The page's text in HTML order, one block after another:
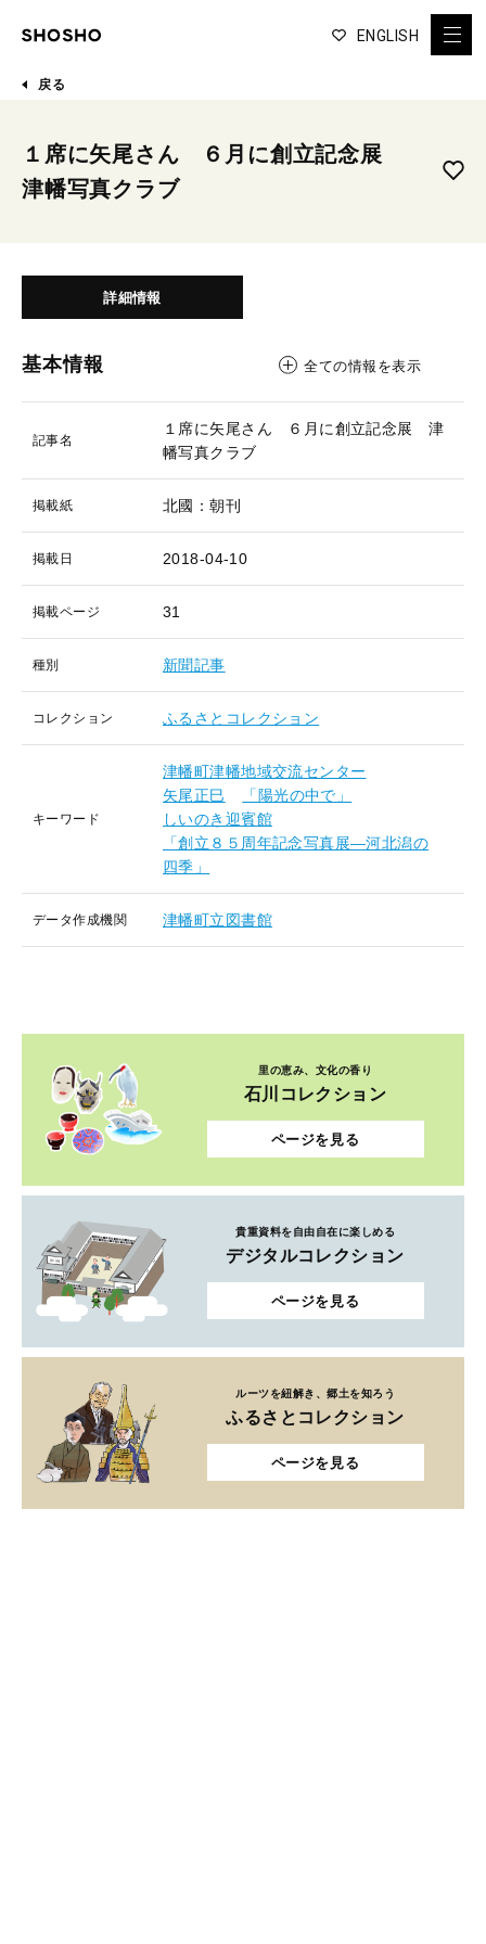
ENGLISH
戻る
１席に矢尾さん ６月に創立記念展
津幡写真クラブ
詳細情報
基本情報 全ての情報を表示
記事名
１席に矢尾さん ６月に創立記念展 津
幡写真クラブ
掲載紙 北國：朝刊
掲載日 2018-04-10
掲載ページ 31
種別 新聞記事
コレクション ふるさとコレクション
キーワード
津幡町津幡地域交流センター
矢尾正巳
「陽光の中で」
しいのき迎賓館
「創立８５周年記念写真展―河北潟の
四季」
データ作成機関 津幡町立図書館
里の恵み、文化の香り
石川コレクション
ページを見る
貴重資料を自由自在に楽しめる
デジタルコレクション
ページを見る
ルーツを紐解き、郷土を知ろう
ふるさとコレクション
ページを見る